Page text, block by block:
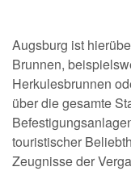
Augsburg ist
Brunnen,
Herkulesbrunnen
über die gesamte
touristischer
Zeugnisse der